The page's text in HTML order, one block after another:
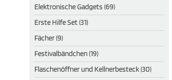
Elektronische Gadgets (69)
Erste Hilfe Set (31)
Fächer (9)
Festivalbändchen (19)
Flaschenöffner und Kellnerbesteck (30)